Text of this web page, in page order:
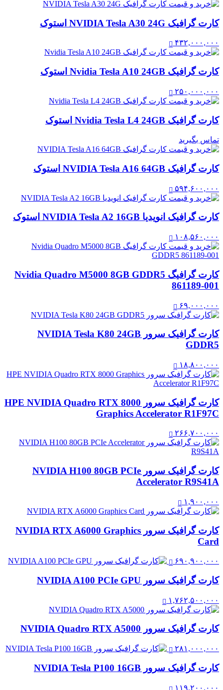
کارت گرافیک NVIDIA Tesla A30 24G استوک
۴۳۲,۰۰۰,۰۰۰
کارت گرافیک Nvidia Tesla A10 24GB استوک
۲۵۰,۰۰۰,۰۰۰
کارت گرافیک Nvidia Tesla L4 24GB استوک
تماس بگیرید
کارت گرافیک NVIDIA Tesla A16 64GB استوک
۵۹۴,۶۰۰,۰۰۰
کارت گرافیک انویدیا NVIDIA Tesla A2 16GB استوک
۱۰۸,۵۶۰,۰۰۰
کارت گرافیگ Nvidia Quadro M5000 8GB GDDR5
861189-001
۶۹,۰۰۰,۰۰۰
کارت گرافیک سرور NVIDIA Tesla K80 24GB
GDDR5
۱۸,۸۰۰,۰۰۰
کارت گرافیک سرور HPE NVIDIA Quadro RTX 8000
Graphics Accelerator R1F97C
۲۶۶,۷۰۰,۰۰۰
کارت گرافیک سرور NVIDIA H100 80GB PCIe
Accelerator R9S41A
۱,۹۰۰,۰۰۰
کارت گرافیک سرور NVIDIA RTX A6000 Graphics
Card
۶۹۰,۹۰۰,۰۰۰
کارت گرافیک سرور NVIDIA A100 PCIe GPU
۱,۷۶۲,۵۰۰,۰۰۰
کارت گرافیک سرور NVIDIA Quadro RTX A5000
۲۸۱,۰۰۰,۰۰۰
کارت گرافیک سرور NVIDIA Tesla P100 16GB
۱۱۹,۲۰۰,۰۰۰